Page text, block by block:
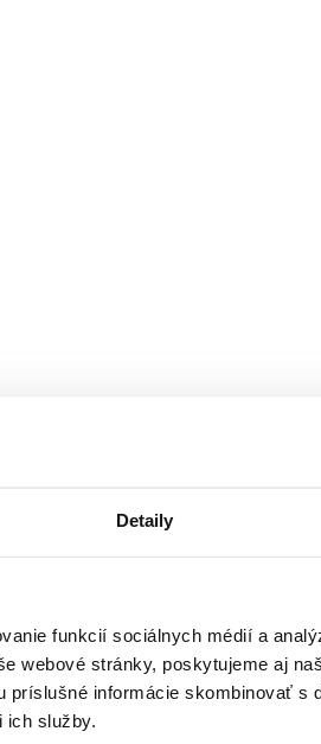
Detaily
funkcií sociálnych médií a
webové stránky, poskytujeme aj
príslušné informácie skombinovať s
ich služby.